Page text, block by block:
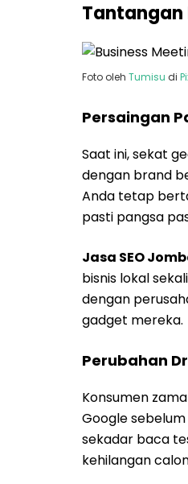
Tantangan
Foto oleh Tumisu di
Persaingan
Saat ini, sekat
dengan brand
Anda tetap
pasti pangsa
Jasa SEO
bisnis lokal
dengan
gadget mereka.
Perubahan
Konsumen
Google
sekadar baca
kehilangan